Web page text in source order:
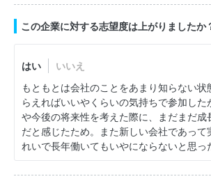
この企業に対する志望度は上がりましたか
はい
いいえ
もともとは会社のことをあまり知らない状
らえればいいやくらいの気持ちで参加し
や今後の将来性を考えた際に、まだまだ成
だと感じたため。また新しい会社であって
れいで長年働いてもいやにならないと思っ